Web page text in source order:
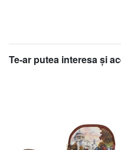
Te-ar putea interesa şi